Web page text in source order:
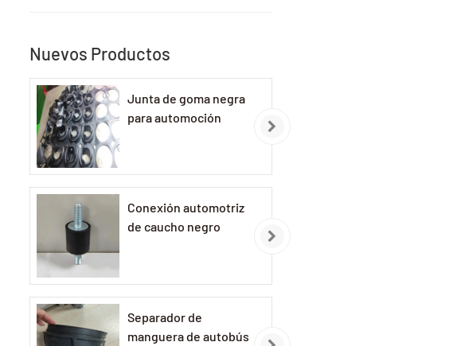
Nuevos Productos
Junta de goma negra
para automoción
Conexión automotriz
de caucho negro
Separador de
manguera de autobús